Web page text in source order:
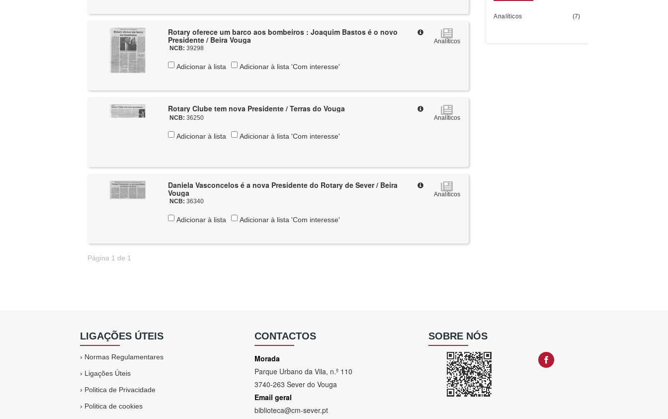
Rotary oferece um barco aos bombeiros : Joaquim Bastos é o novo
Presidente / Beira Vouga
NCB:39298
Analíticos
Adicionar à lista Adicionar à lista 'Com interesse'
Rotary Clube tem nova Presidente / Terras do Vouga
NCB:36250 Analíticos
Adicionar à lista Adicionar à lista 'Com interesse'
Daniela Vasconcelos é a nova Presidente do Rotary de Sever / Beira
Vouga
NCB:36340
Analíticos
Adicionar à lista Adicionar à lista 'Com interesse'
Página 1 de 1
Analíticos (7)
LIGAÇÕES ÚTEIS
› Normas Regulamentares
› Ligações Úteis
› Politica de Privacidade
› Politica de cookies
CONTACTOS
Morada
Parque Urbano da Vila, n.º 110
3740-263 Sever do Vouga
Email geral
biblioteca@cm-sever.pt
SOBRE NÓS